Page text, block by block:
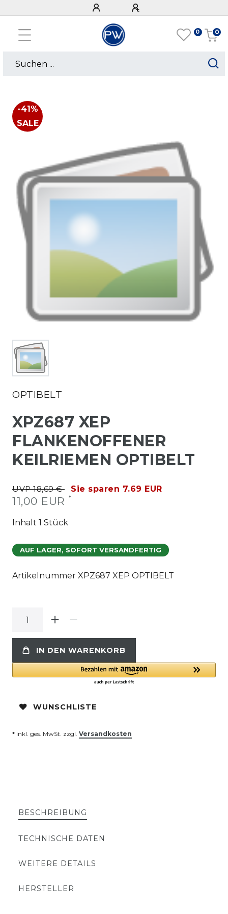
0 0
-41%
SALE
OPTIBELT
XPZ687 XEP
FLANKENOFFENER
KEILRIEMEN OPTIBELT
UVP 18,69 € Sie sparen 7.69 EUR
11,00 EUR *
Inhalt 1 Stück
AUF LAGER, SOFORT VERSANDFERTIG
Artikelnummer XPZ687 XEP OPTIBELT
IN DEN WARENKORB
WUNSCHLISTE
* inkl. ges. MwSt. zzgl. Versandkosten
BESCHREIBUNG
TECHNISCHE DATEN
WEITERE DETAILS
HERSTELLER